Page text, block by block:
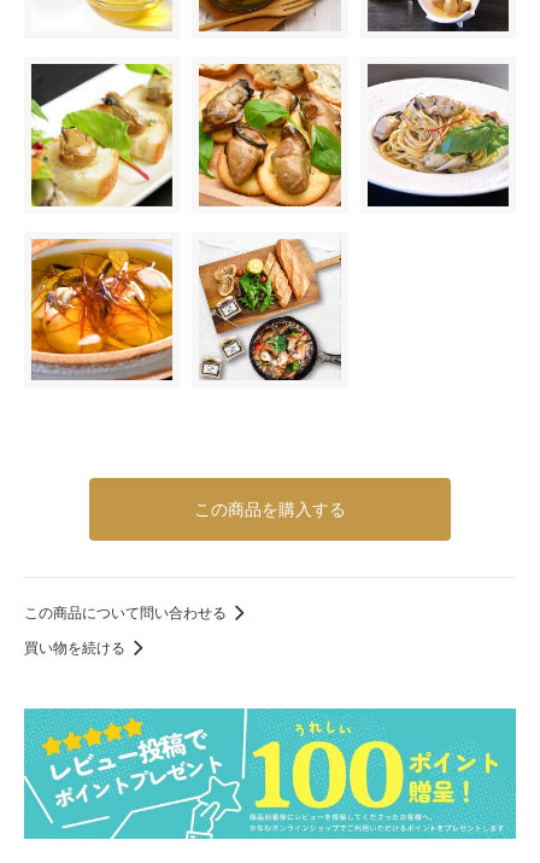
この商品を購入する
この商品について問い合わせる
買い物を続ける